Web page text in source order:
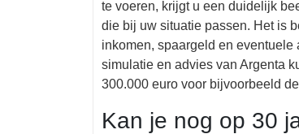
te voeren, krijgt u een duidelijk
die bij uw situatie passen. Het is
inkomen, spaargeld en
simulatie en advies van Argenta
300.000 euro voor bijvoorbeeld
Kan je nog op 30